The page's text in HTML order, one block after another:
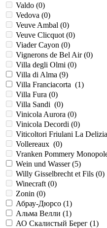
Valdo (0)
Vedova (0)
Veuve Ambal (0)
Veuve Clicquot (0)
Viader Cayon (0)
Vignerons de Bel Air (0)
Villa degli Olmi (0)
Villa di Alma (9)
Villa Franciacorta (1)
Villa Fura (0)
Villa Sandi (0)
Vinicola Aurora (0)
Vinicola Decordi (0)
Viticoltori Friulani La
Vollereaux (0)
Vranken Pommery
Wein und Wasser (5)
Willy Gisselbrecht et Fils (0)
Winecraft (0)
Zonin (0)
Абрау-Дюрсо (1)
Альма Велли (1)
АО Скалистый Берег (1)